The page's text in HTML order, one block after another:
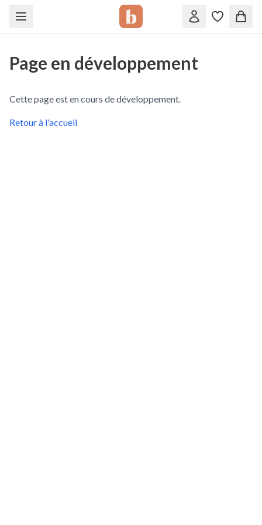
Page en développement
Cette page est en cours de développement.
Retour à l'accueil